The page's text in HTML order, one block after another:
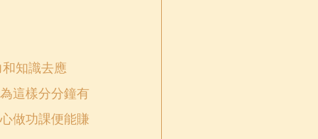
知識去應
這樣分分鐘有
做功課便能賺